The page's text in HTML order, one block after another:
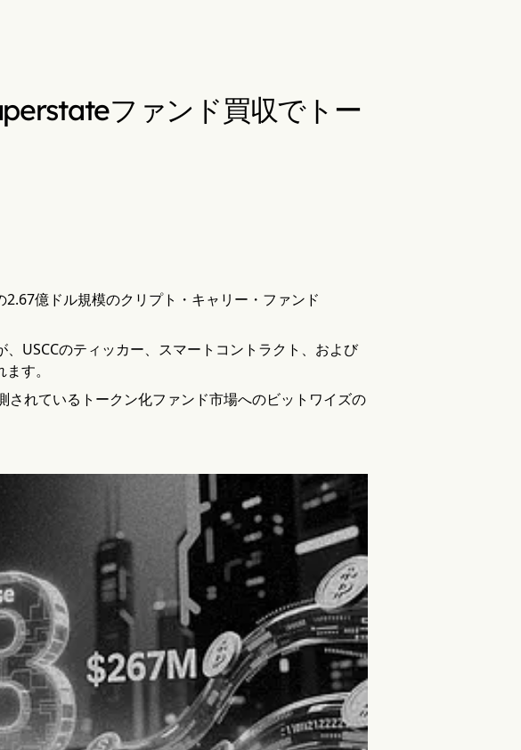
ファンド買収でトー
億ドル規模のクリプト・キャリー・ファンド
USCCのティッカー、スマートコントラクト、および
す。
れているトークン化ファンド市場へのビットワイズの